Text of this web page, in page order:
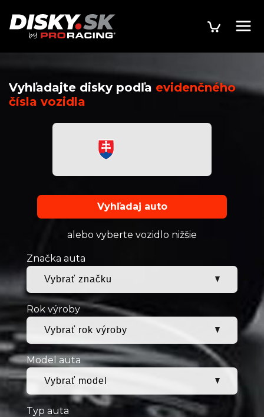
Vyhľadajte disky podľa evidenčného
čísla vozidla
Vyhľadaj auto
alebo vyberte vozidlo nižšie
Značka auta
Rok výroby
Model auta
Typ auta